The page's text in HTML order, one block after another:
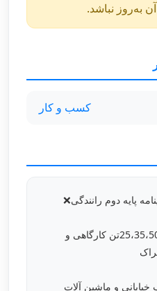
به‌روز نباشد.
کسب و کار
پایه دوم رانندگی❌
✔️سابقه کار با جرثقیل های 25،35،50تن کارگاهی و
و ماشین آلات